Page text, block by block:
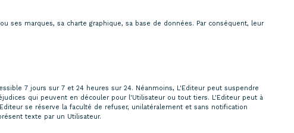
marques, sa charte graphique, sa base de données. Par conséquent, leur
7 jours sur 7 et 24 heures sur 24. Néanmoins, L'Editeur peut suspendre
qui peuvent en découler pour l'Utilisateur ou tout tiers. L'Editeur peut à
se réserve la faculté de refuser, unilatéralement et sans notification
texte par un Utilisateur.